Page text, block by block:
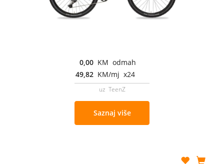
0,00 KM odmah
49,82 KM/mj x24
uz TeenZ
Saznaj više